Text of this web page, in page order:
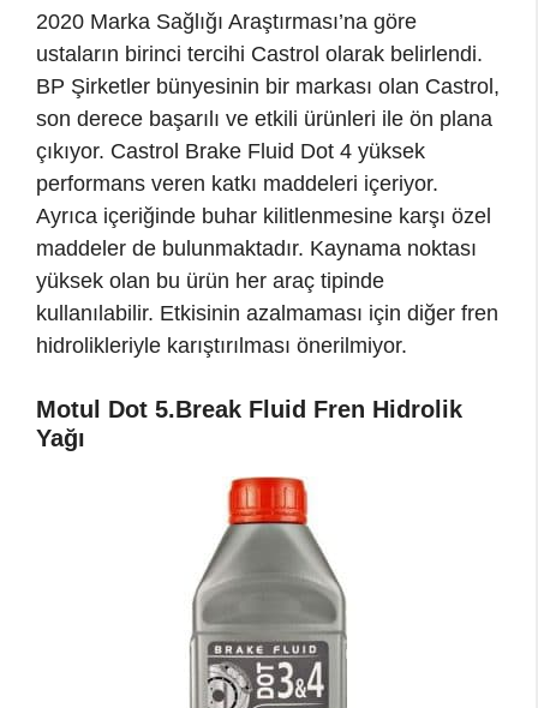
2020 Marka Sağlığı Araştırması’na göre
ustaların birinci tercihi Castrol olarak belirlendi.
BP Şirketler bünyesinin bir markası olan Castrol,
son derece başarılı ve etkili ürünleri ile ön plana
çıkıyor. Castrol Brake Fluid Dot 4 yüksek
performans veren katkı maddeleri içeriyor.
Ayrıca içeriğinde buhar kilitlenmesine karşı özel
maddeler de bulunmaktadır. Kaynama noktası
yüksek olan bu ürün her araç tipinde
kullanılabilir. Etkisinin azalmaması için diğer fren
hidrolikleriyle karıştırılması önerilmiyor.
Motul Dot 5.Break Fluid Fren Hidrolik
Yağı